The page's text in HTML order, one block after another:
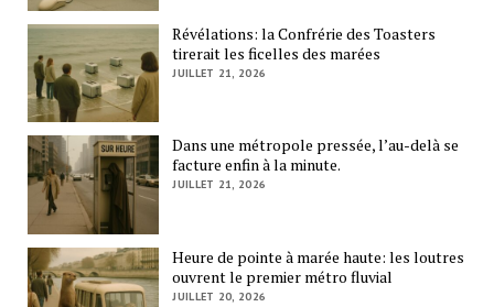
Révélations: la Confrérie des Toasters
tirerait les ficelles des marées
JUILLET 21, 2026
Dans une métropole pressée, l’au-delà se
facture enfin à la minute.
JUILLET 21, 2026
Heure de pointe à marée haute: les loutres
ouvrent le premier métro fluvial
JUILLET 20, 2026